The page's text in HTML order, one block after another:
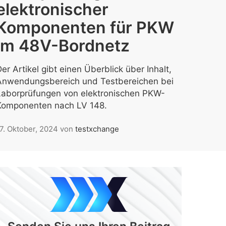
für PKW
48V-Bordnetz
Artikel gibt einen Überblick über Inhalt,
und Testbereichen bei
von elektronischen PKW-
nach LV 148.
Oktober, 2024 von testxchange